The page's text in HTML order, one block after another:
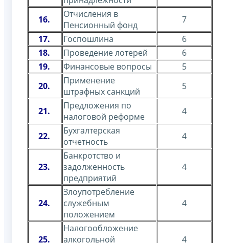
16.
Отчисления в
Пенсионный фонд
7
17.
Госпошлина
6
18.
Проведение лотерей
6
19.
Финансовые вопросы
5
20.
Применение
штрафных санкций
5
21.
Предложения по
налоговой реформе
4
22.
Бухгалтерская
отчетность
4
23.
Банкротство и
задолженность
предприятий
4
24.
Злоупотребление
служебным
положением
4
25.
Налогообложение
алкогольной
4